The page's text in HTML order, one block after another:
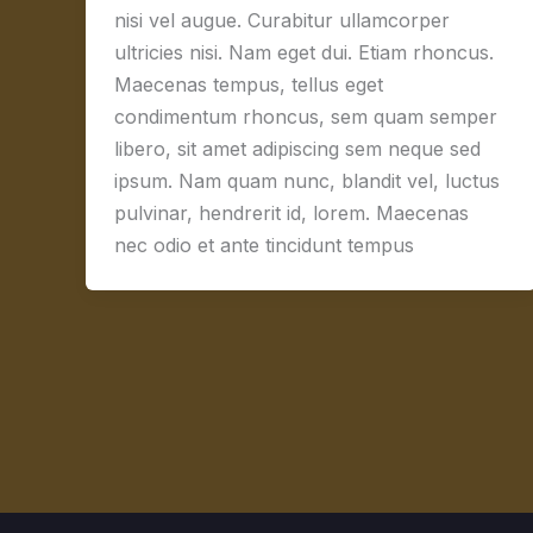
nisi vel augue. Curabitur ullamcorper
ultricies nisi. Nam eget dui. Etiam rhoncus.
Maecenas tempus, tellus eget
condimentum rhoncus, sem quam semper
libero, sit amet adipiscing sem neque sed
ipsum. Nam quam nunc, blandit vel, luctus
pulvinar, hendrerit id, lorem. Maecenas
nec odio et ante tincidunt tempus